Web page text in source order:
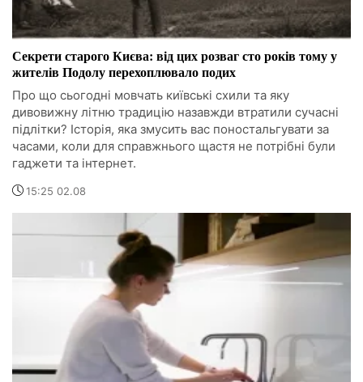
Секрети старого Києва: від цих розваг сто років тому у
жителів Подолу перехоплювало подих
Про що сьогодні мовчать київські схили та яку
дивовижну літню традицію назавжди втратили сучасні
підлітки? Історія, яка змусить вас поностальгувати за
часами, коли для справжнього щастя не потрібні були
гаджети та інтернет.
15:25 02.08